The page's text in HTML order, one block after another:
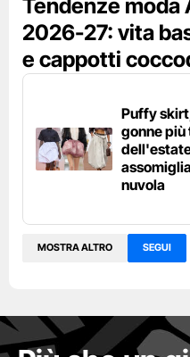
Tendenze
2026-27: vita
e cappotti
Puffy
gonne
nuvola
MOSTRA ALTRO SEGUI